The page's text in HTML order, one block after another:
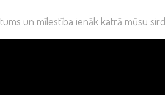
un mīlestība ienāk katrā mūsu